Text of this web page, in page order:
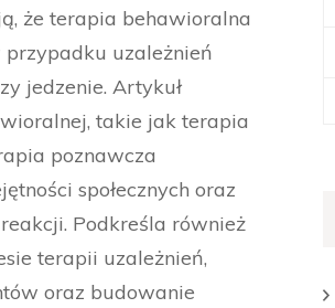
że terapia behawioralna
przypadku uzależnień
jedzenie. Artykuł
takie jak terapia
poznawcza
społecznych oraz
Podkreśla również
terapii uzależnień,
oraz budowanie